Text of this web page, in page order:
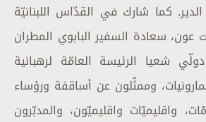
كما شارك في القدّاس اللبنانيّة
عون، سعادة السفير البابوي المطران
دولّي شعيا الرئيسة العامّة لرهبانية
المارونيات، وممثّلون عن أساقفة ورؤساء
واقليميّات واقليميّون، والمدبّرون